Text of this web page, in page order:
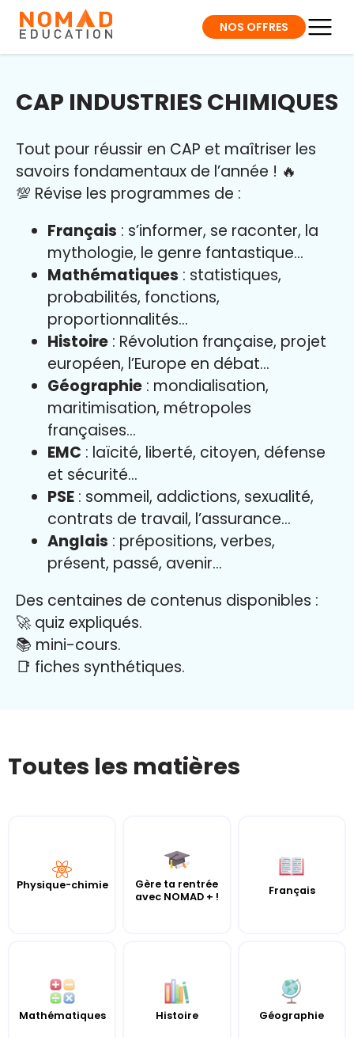
NOS OFFRES
CAP INDUSTRIES CHIMIQUES
Tout pour réussir en CAP et maîtriser les
savoirs fondamentaux de l’année ! 🔥
💯 Révise les programmes de :
Français : s’informer, se raconter, la
mythologie, le genre fantastique…
Mathématiques : statistiques,
probabilités, fonctions,
proportionnalités…
Histoire : Révolution française, projet
européen, l’Europe en débat…
Géographie : mondialisation,
maritimisation, métropoles
françaises…
EMC : laïcité, liberté, citoyen, défense
et sécurité…
PSE : sommeil, addictions, sexualité,
contrats de travail, l’assurance…
Anglais : prépositions, verbes,
présent, passé, avenir…
Des centaines de contenus disponibles :
🚀 quiz expliqués.
📚 mini-cours.
📑 fiches synthétiques.
Toutes les matières
Physique-chimie
Gère ta rentrée
avec NOMAD + !
Français
Mathématiques Histoire Géographie